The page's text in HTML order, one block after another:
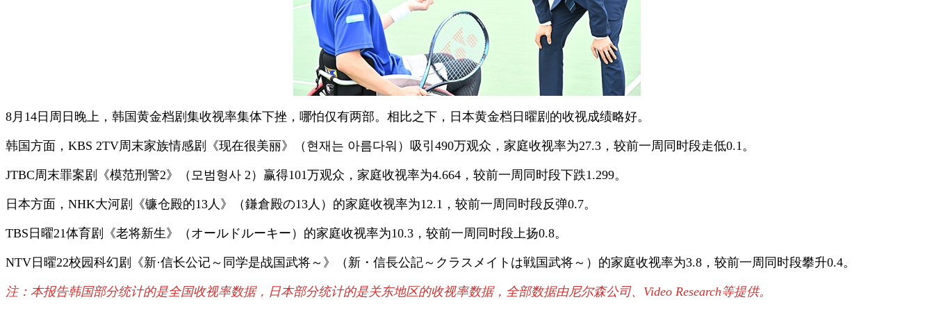
8月14日周日晚上，韩国黄金档剧集收视率集体下挫，哪怕仅有两部。相比之下，日本黄金档日曜剧的收视成绩略好。
韩国方面，KBS 2TV周末家族情感剧《现在很美丽》（현재는 아름다워）吸引490万观众，家庭收视率为27.3，较前一周同时段走低0.1。
JTBC周末罪案剧《模范刑警2》（모범형사 2）赢得101万观众，家庭收视率为4.664，较前一周同时段下跌1.299。
日本方面，NHK大河剧《镰仓殿的13人》（鎌倉殿の13人）的家庭收视率为12.1，较前一周同时段反弹0.7。
TBS日曜21体育剧《老将新生》（オールドルーキー）的家庭收视率为10.3，较前一周同时段上扬0.8。
NTV日曜22校园科幻剧《新·信长公记～同学是战国武将～》（新・信長公記～クラスメイトは戦国武将～）的家庭收视率为3.8，较前一周同时段攀升0.4。
注：本报告韩国部分统计的是全国收视率数据，日本部分统计的是关东地区的收视率数据，全部数据由尼尔森公司、Video Research等提供。